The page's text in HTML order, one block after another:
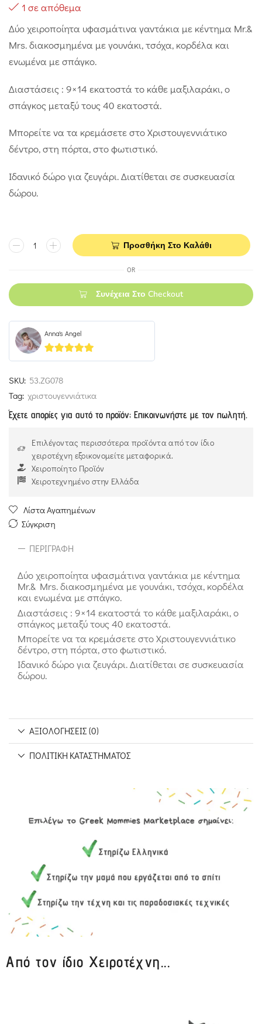
1 σε απόθεμα
Δύο χειροποίητα υφασμάτινα γαντάκια με κέντημα Mr.&
Mrs. διακοσμημένα με γουνάκι, τσόχα, κορδέλα και
ενωμένα με σπάγκο.
Διαστάσεις : 9×14 εκατοστά το κάθε μαξιλαράκι, ο
σπάγκος μεταξύ τους 40 εκατοστά.
Μπορείτε να τα κρεμάσετε στο Χριστουγεννιάτικο
δέντρο, στη πόρτα, στο φωτιστικό.
Ιδανικό δώρο για ζευγάρι. Διατίθεται σε συσκευασία
δώρου.
Προσθήκη Στο Καλάθι
OR
Συνέχεια Στο Checkout
Anna's Angel
5out of 5
SKU: 53.ZG078
Tag: χριστουγεννιάτικα
Έχετε απορίες για αυτό το προϊόν; Επικοινωνήστε με τον πωλητή.
Επιλέγοντας περισσότερα προϊόντα από τον ίδιο
χειροτέχνη εξοικονομείτε μεταφορικά.
Χειροποίητο Προϊόν
Χειροτεχνημένο στην Ελλάδα
Λίστα Αγαπημένων
Σύγκριση
ΠΕΡΙΓΡΑΦΉ
Δύο χειροποίητα υφασμάτινα γαντάκια με κέντημα
Mr.& Mrs. διακοσμημένα με γουνάκι, τσόχα, κορδέλα
και ενωμένα με σπάγκο.
Διαστάσεις : 9×14 εκατοστά το κάθε μαξιλαράκι, ο
σπάγκος μεταξύ τους 40 εκατοστά.
Μπορείτε να τα κρεμάσετε στο Χριστουγεννιάτικο
δέντρο, στη πόρτα, στο φωτιστικό.
Ιδανικό δώρο για ζευγάρι. Διατίθεται σε συσκευασία
δώρου.
ΑΞΙΟΛΟΓΉΣΕΙΣ (0)
ΠΟΛΙΤΙΚΉ ΚΑΤΑΣΤΉΜΑΤΟΣ
Από τον ίδιο Χειροτέχνη...